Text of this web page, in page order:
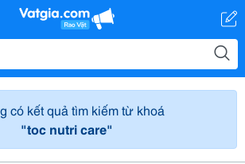
có kết quả tìm kiếm từ khoá
"toc nutri care"